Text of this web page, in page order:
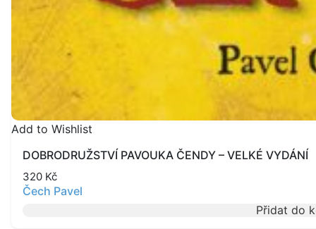
Add to Wishlist
DOBRODRUŽSTVÍ PAVOUKA ČENDY – VELKÉ VYDÁNÍ
320 Kč
Čech Pavel
Přidat do